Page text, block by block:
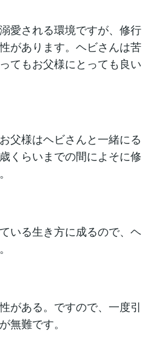
愛される環境ですが、修行
があります。ヘビさんは苦
てもお父様にとっても良い
父様はヘビさんと一緒にる
くらいまでの間によそに修
いる生き方に成るので、ヘ
がある。ですので、一度引
無難です。